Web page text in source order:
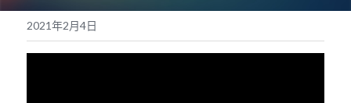
免費下載
最新消息
2021年2月4日